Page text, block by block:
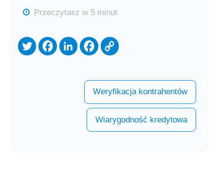
Przeczytasz w 5 minut
Weryfikacja kontrahentów
Wiarygodność kredytowa